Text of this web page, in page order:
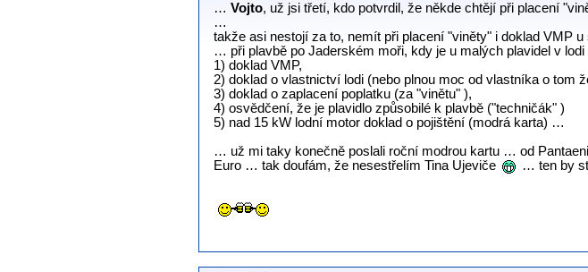
… Vojto, už jsi třetí, kdo potvrdil, že někde chtějí při placení
…
takže asi nestojí za to, nemít při placení "viněty" i doklad VMP
… při plavbě po Jaderském moři, kdy je u malých plavidel v
1) doklad VMP,
2) doklad o vlastnictví lodi (nebo plnou moc od vlastníka o tom
3) doklad o zaplacení poplatku (za "vinětu" ),
4) osvědčení, že je plavidlo způsobilé k plavbě ("techničák" )
5) nad 15 kW lodní motor doklad o pojištění (modrá karta) …
… už mi taky konečně poslali roční modrou kartu … od
Euro … tak doufám, že nesestřelím Tina Ujeviče
… ten by